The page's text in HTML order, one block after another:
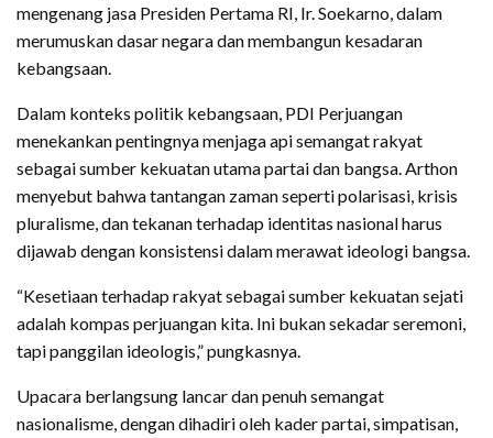
mengenang jasa Presiden Pertama RI, Ir. Soekarno, dalam
merumuskan dasar negara dan membangun kesadaran
kebangsaan.
Dalam konteks politik kebangsaan, PDI Perjuangan
menekankan pentingnya menjaga api semangat rakyat
sebagai sumber kekuatan utama partai dan bangsa. Arthon
menyebut bahwa tantangan zaman seperti polarisasi, krisis
pluralisme, dan tekanan terhadap identitas nasional harus
dijawab dengan konsistensi dalam merawat ideologi bangsa.
“Kesetiaan terhadap rakyat sebagai sumber kekuatan sejati
adalah kompas perjuangan kita. Ini bukan sekadar seremoni,
tapi panggilan ideologis,” pungkasnya.
Upacara berlangsung lancar dan penuh semangat
nasionalisme, dengan dihadiri oleh kader partai, simpatisan,